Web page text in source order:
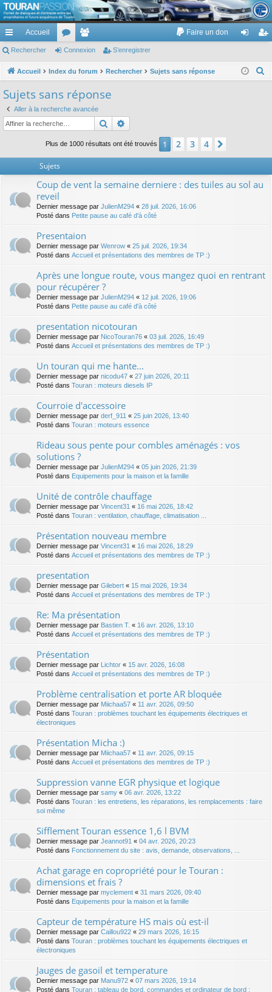
TouranPassion
Le forum des propriétaires ou futurs acquéreurs du Volkswagen Touran
cc
ès
pi
de
Accueil
or
u
s
e
m
Faire un don
ne nr
Rechercher Connexion S’enregistrer
Accueil Index du forum Rechercher Sujets sans réponse
Sujets sans réponse
Aller à la recherche avancée
Rechercher
Plus de 1000 résultats ont été trouvés 1 2 3 4
Sujets
Coup de vent la semaine derniere : des tuiles au sol au
reveil
Dernier message par JulienM294 « 28 juil. 2026, 16:06
Posté dans Petite pause au café d'à côté
Presentaion
Dernier message par Wenrow « 25 juil. 2026, 19:34
Posté dans Accueil et présentations des membres de TP :)
Après une longue route, vous mangez quoi en rentrant
pour récupérer ?
Dernier message par JulienM294 « 12 juil. 2026, 19:06
Posté dans Petite pause au café d'à côté
presentation nicotouran
Dernier message par NicoTouran76 « 03 juil. 2026, 16:49
Posté dans Accueil et présentations des membres de TP :)
Un touran qui me hante...
Dernier message par nicodu47 « 27 juin 2026, 20:11
Posté dans Touran : moteurs diesels IP
Courroie d'accessoire
Dernier message par derf_911 « 25 juin 2026, 13:40
Posté dans Touran : moteurs essence
Rideau sous pente pour combles aménagés : vos
solutions ?
Dernier message par JulienM294 « 05 juin 2026, 21:39
Posté dans Equipements pour la maison et la famille
Unité de contrôle chauffage
Dernier message par Vincent31 « 16 mai 2026, 18:42
Posté dans Touran : ventilation, chauffage, climatisation ...
Présentation nouveau membre
Dernier message par Vincent31 « 16 mai 2026, 18:29
Posté dans Accueil et présentations des membres de TP :)
presentation
Dernier message par Gilebert « 15 mai 2026, 19:34
Posté dans Accueil et présentations des membres de TP :)
Re: Ma présentation
Dernier message par Bastien T. « 16 avr. 2026, 13:10
Posté dans Accueil et présentations des membres de TP :)
Présentation
Dernier message par Lichtor « 15 avr. 2026, 16:08
Posté dans Accueil et présentations des membres de TP :)
Problème centralisation et porte AR bloquée
Dernier message par Miichaa57 « 11 avr. 2026, 09:50
Posté dans Touran : problèmes touchant les équipements électriques et
électroniques
Présentation Micha :)
Dernier message par Miichaa57 « 11 avr. 2026, 09:15
Posté dans Accueil et présentations des membres de TP :)
Suppression vanne EGR physique et logique
Dernier message par samy « 06 avr. 2026, 13:22
Posté dans Touran : les entretiens, les réparations, les remplacements : faire
soi même
Sifflement Touran essence 1,6 l BVM
Dernier message par Jeannot91 « 04 avr. 2026, 20:23
Posté dans Fonctionnement du site : avis, demande, observations, ...
Achat garage en copropriété pour le Touran :
dimensions et frais ?
Dernier message par myclement « 31 mars 2026, 09:40
Posté dans Equipements pour la maison et la famille
Capteur de température HS mais où est-il
Dernier message par Caillou922 « 29 mars 2026, 16:15
Posté dans Touran : problèmes touchant les équipements électriques et
électroniques
Jauges de gasoil et temperature
Dernier message par Manu972 « 07 mars 2026, 19:14
Posté dans Touran : tableau de bord, commandes et ordinateur de bord :